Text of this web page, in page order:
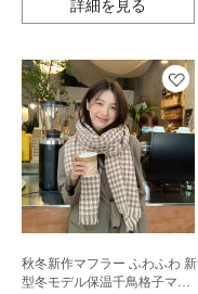
詳細を見る
秋冬新作マフラー ふわふわ 新
型冬モデル保温千鳥格子マフ